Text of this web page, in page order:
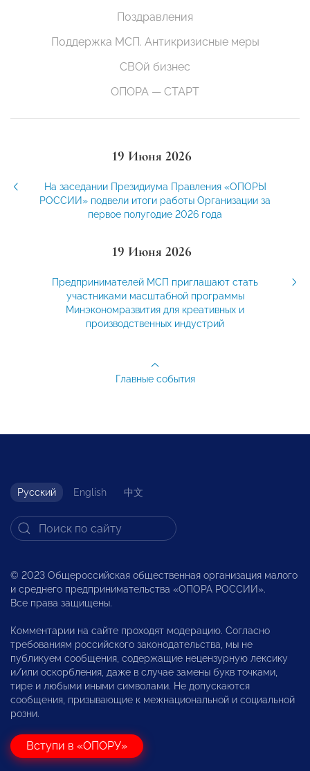
Поздравления
Поддержка МСП. Антикризисные меры
СВОй бизнес
ОПОРА — СТАРТ
19 Июня 2026
На заседании Президиума Правления «ОПОРЫ
РОССИИ» подвели итоги работы Организации за
первое полугодие 2026 года
19 Июня 2026
Предпринимателей МСП приглашают стать
участниками масштабной программы
Минэкономразвития для креативных и
производственных индустрий
Главные события
Русский English 中文
© 2023 Общероссийская общественная организация малого
и среднего предпринимательства «ОПОРА РОССИИ».
Все права защищены.
Комментарии на сайте проходят модерацию. Согласно
требованиям российского законодательства, мы не
публикуем сообщения, содержащие нецензурную лексику
и/или оскорбления, даже в случае замены букв точками,
тире и любыми иными символами. Не допускаются
сообщения, призывающие к межнациональной и социальной
розни.
Вступи в «ОПОРУ»